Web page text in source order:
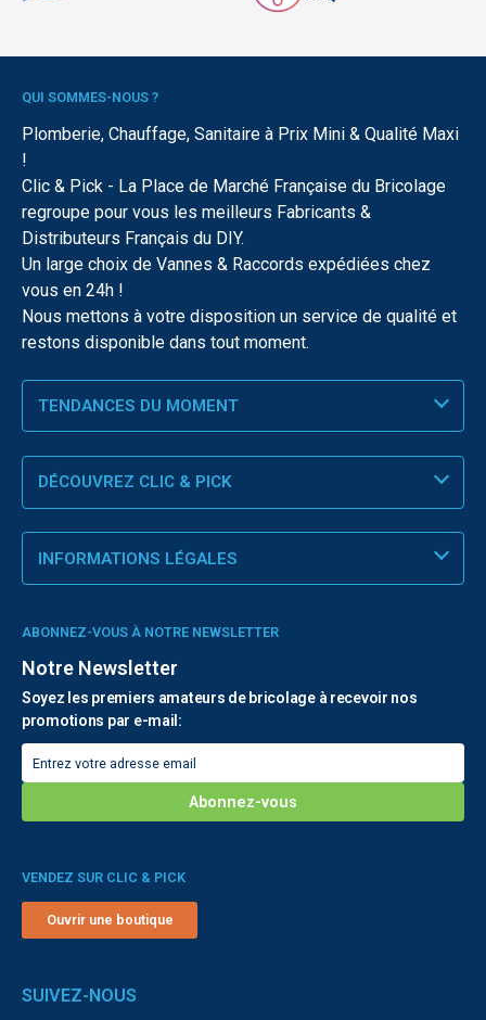
QUI SOMMES-NOUS ?
Plomberie, Chauffage, Sanitaire à Prix Mini & Qualité Maxi
!
Clic & Pick - La Place de Marché Française du Bricolage
regroupe pour vous les meilleurs Fabricants &
Distributeurs Français du DIY.
Un large choix de Vannes & Raccords expédiées chez
vous en 24h !
Nous mettons à votre disposition un service de qualité et
restons disponible dans tout moment.
TENDANCES DU MOMENT
DÉCOUVREZ CLIC & PICK
INFORMATIONS LÉGALES
ABONNEZ-VOUS À NOTRE NEWSLETTER
Notre Newsletter
Soyez les premiers amateurs de bricolage à recevoir nos
promotions par e-mail:
VENDEZ SUR CLIC & PICK
Ouvrir une boutique
SUIVEZ-NOUS